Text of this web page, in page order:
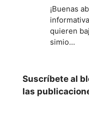
¡Buenas
quieren
simio…
Suscríbete al
las